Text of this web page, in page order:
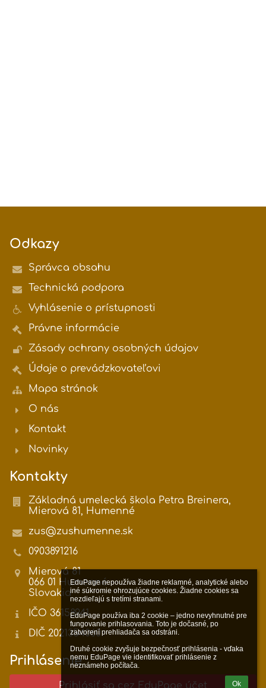
EduPage nepoužíva žiadne reklamné, analytické alebo
iné súkromie ohrozujúce cookies. Žiadne cookies sa
nezdieľajú s tretími stranami.
EduPage používa iba 2 cookie – jedno nevyhnutné pre
fungovanie prihlasovania. Toto je dočasné, po
zatvorení prehliadača sa odstráni.
Druhé cookie zvyšuje bezpečnosť prihlásenia - vďaka
nemu EduPage vie identifikovať prihlásenie z
neznámeho počítača.
Ok
Odkazy
Správca obsahu
Technická podpora
Vyhlásenie o prístupnosti
Právne informácie
Zásady ochrany osobných údajov
Údaje o prevádzkovateľovi
Mapa stránok
O nás
Kontakt
Novinky
Kontakty
Základná umelecká škola Petra Breinera,
Mierová 81, Humenné
zus@zushumenne.sk
0903891216
Mierová 81
066 01 Humenné
Slovakia
IČO 36158941
DIČ 2021354060
Prihlásenie
Prihlásiť sa cez EduPage účet